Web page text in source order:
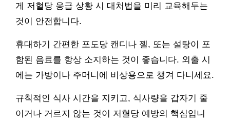
게 저혈당 응급 상황 시 대처법을 미리 교육해두는
것이 안전합니다.
휴대하기 간편한 포도당 캔디나 젤, 또는 설탕이 포
함된 음료를 항상 소지하는 것이 좋습니다. 외출 시
에는 가방이나 주머니에 비상용으로 챙겨 다니세요.
규칙적인 식사 시간을 지키고, 식사량을 갑자기 줄
이거나 거르지 않는 것이 저혈당 예방의 핵심입니